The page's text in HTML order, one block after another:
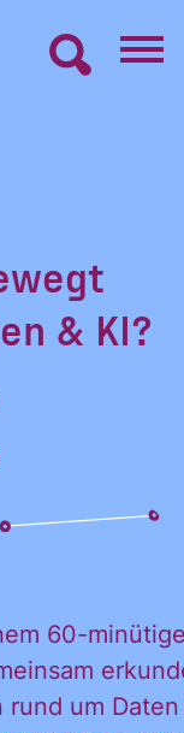
& KI?
60-
um